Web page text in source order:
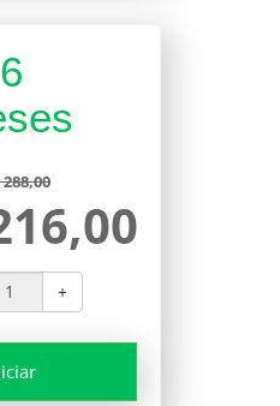
6
288,00
+